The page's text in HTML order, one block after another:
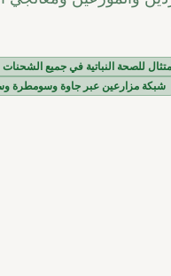
امتثال للصحة النباتية في جميع الشحنات
شبكة مزارعين عبر جاوة وسومطرة